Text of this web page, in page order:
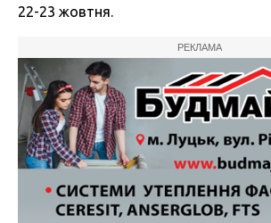
22-23 жовтня.
РЕКЛАМА